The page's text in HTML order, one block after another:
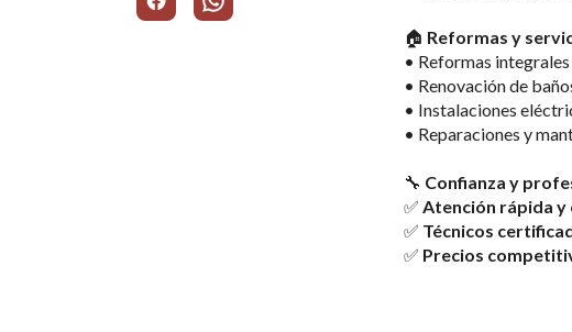
🏠 Reformas y
• Reformas
• Renovación de
• Instalaciones
• Reparaciones y
🔧 Confianza y
✅ Atención rápida y
✅ Técnicos
✅ Precios